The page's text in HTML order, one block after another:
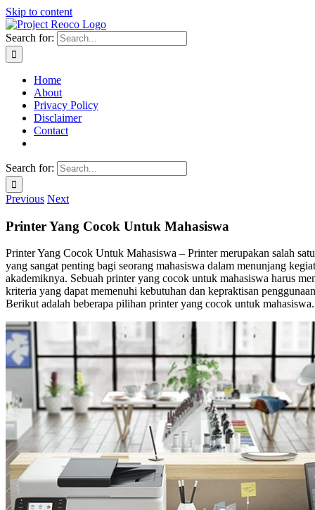
Skip to content
Search for:
Home
About
Privacy Policy
Disclaimer
Contact
Search for:
Previous Next
Printer Yang Cocok Untuk Mahasiswa
Printer Yang Cocok Untuk Mahasiswa – Printer merupakan salah
yang sangat penting bagi seorang mahasiswa dalam menunjang
akademiknya. Sebuah printer yang cocok untuk mahasiswa harus
kriteria yang dapat memenuhi kebutuhan dan kepraktisan
Berikut adalah beberapa pilihan printer yang cocok untuk mahasiswa.